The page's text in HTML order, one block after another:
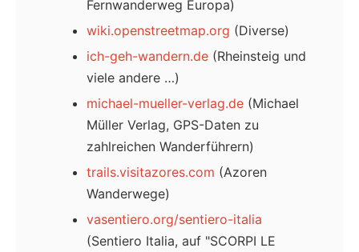
Fernwanderweg Europa)
wiki.openstreetmap.org (Diverse)
ich-geh-wandern.de (Rheinsteig und
viele andere …)
michael-mueller-verlag.de (Michael
Müller Verlag, GPS-Daten zu
zahlreichen Wanderführern)
trails.visitazores.com (Azoren
Wanderwege)
vasentiero.org/sentiero-italia
(Sentiero Italia, auf "SCORPI LE